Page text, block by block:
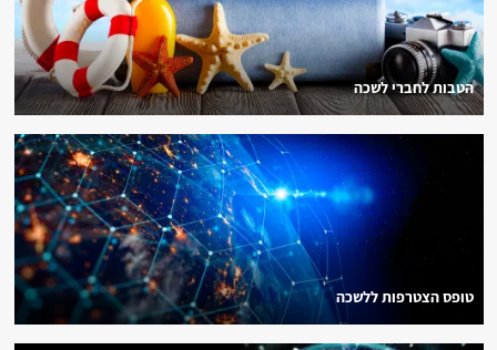
הטבות לחברי לשכה
טופס הצטרפות ללשכה